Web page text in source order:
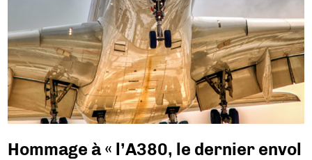
Hommage à « l’A380, le dernier envol